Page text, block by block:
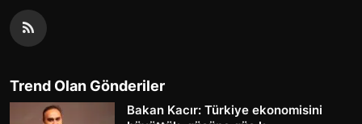
Trend Olan Gönderiler
Bakan Kacır: Türkiye ekonomisini